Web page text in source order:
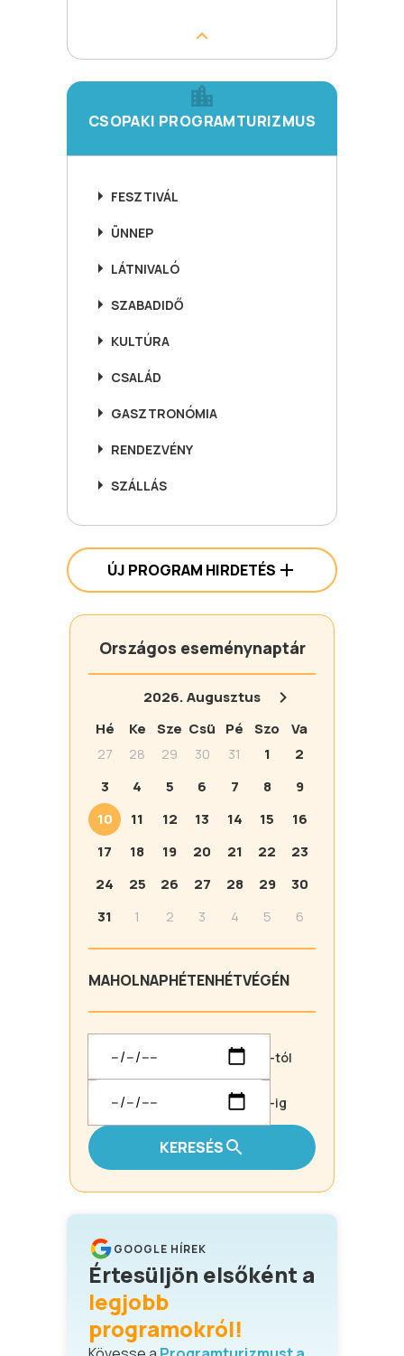
CSOPAKI PROGRAMTURIZMUS
FESZTIVÁL
ÜNNEP
LÁTNIVALÓ
SZABADIDŐ
KULTÚRA
CSALÁD
GASZTRONÓMIA
RENDEZVÉNY
SZÁLLÁS
ÚJ PROGRAM HIRDETÉS
Országos eseménynaptár
2026.Augusztus
Hé
Ke Sze Csü Pé Szo
Va
27
28 29 30 31 1
2
3
4 5 6 7 8
9
10
11 12 13 14 15
16
17
18 19 20 21 22
23
24
25 26 27 28 29
30
31
1 2 3 4 5 6
MAHOLNAPHÉTENHÉTVÉGÉN
-tól
-ig
KERESÉS
GOOGLE HÍREK
Értesüljön elsőként a
legjobb
programokról!